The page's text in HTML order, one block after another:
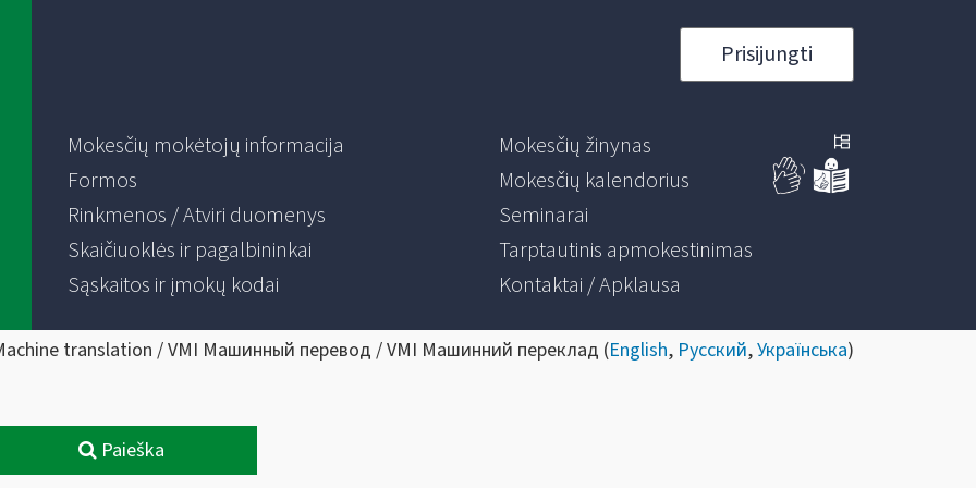
Prisijungti
Mokesčių mokėtojų informacija
Formos
Rinkmenos / Atviri duomenys
Skaičiuoklės ir pagalbininkai
Sąskaitos ir įmokų kodai
Mokesčių žinynas
Mokesčių kalendorius
Seminarai
Tarptautinis apmokestinimas
Kontaktai / Apklausa
translation / VMI Машинный перевод / VMI Машинний переклад (English, Русский,Українська)
Paieška